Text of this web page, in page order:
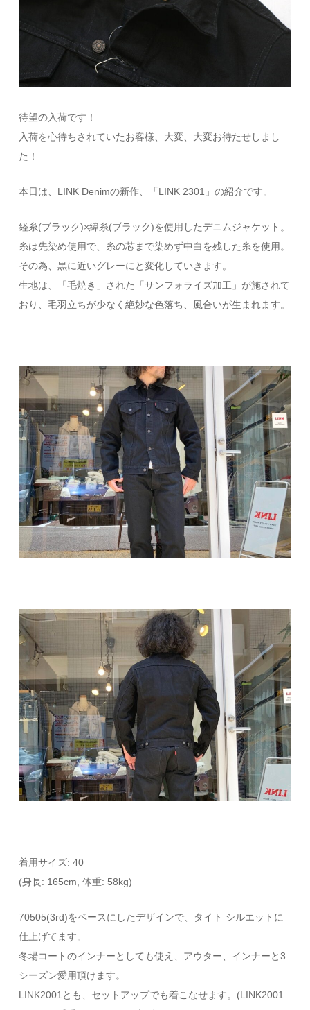
待望の入荷です！
入荷を心待ちされていたお客様、大変、大変お待たせしまし
た！
本日は、LINK Denimの新作、「LINK 2301」の紹介です。
経糸(ブラック)×緯糸(ブラック)を使用したデニムジャケット。
糸は先染め使用で、糸の芯まで染めず中白を残した糸を使用。
その為、黒に近いグレーにと変化していきます。
生地は、「毛焼き」された「サンフォライズ加工」が施されて
おり、毛羽立ちが少なく絶妙な色落ち、風合いが生まれます。
着用サイズ: 40
(身長: 165cm, 体重: 58kg)
70505(3rd)をベースにしたデザインで、タイト シルエットに
仕上げてます。
冬場コートのインナーとしても使え、アウター、インナーと3
シーズン愛用頂けます。
LINK2001とも、セットアップでも着こなせます。(LINK2001